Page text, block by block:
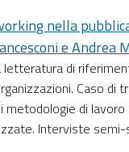
nella
e Andrea
di
Caso di
metodologie di
Interviste